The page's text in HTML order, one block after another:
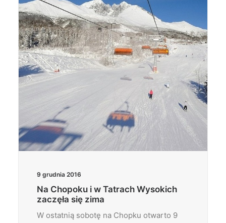
9 grudnia 2016
Na Chopoku i w Tatrach Wysokich
zaczęła się zima
W ostatnią sobotę na Chopku otwarto 9